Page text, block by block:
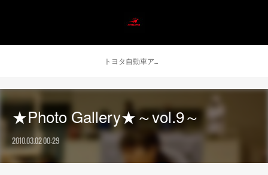
トヨタ自動車アンテロープス公式 ニュース
★Photo Gallery★～vol.9～
2010.03.02 00:29